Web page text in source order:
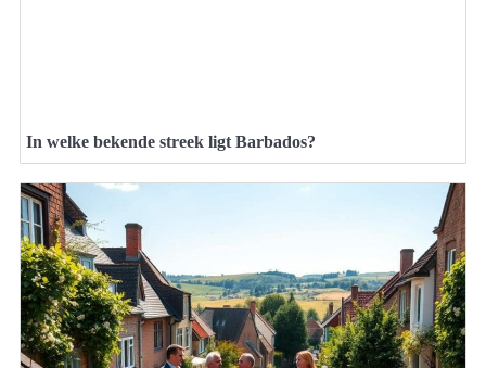
In welke bekende streek ligt Barbados?